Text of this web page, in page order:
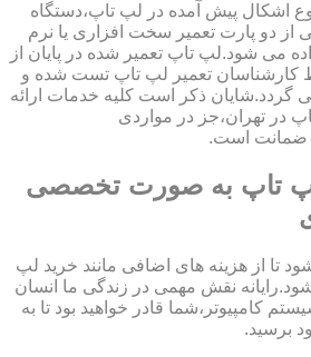
اشکال پیش آمده در لپ تاپ،دستگاه
از دو پارت تعمیر سخت افزاری یا نرم
می شود.لپ تاپ تعمیر شده در پایان از
تعمیر لپ تاپ تست شده و
گردد.شایان ذکر است کلیه خدمات ارائه
در تهران،جز در مواردی
ضمانت است.
لپ تاپ به صورت تخصصی
تا از هزینه های اضافی مانند خرید لپ
نقش مهمی در زندگی ما انسان
کامپیوتر،شما قادر خواهید بود تا به
برسید.